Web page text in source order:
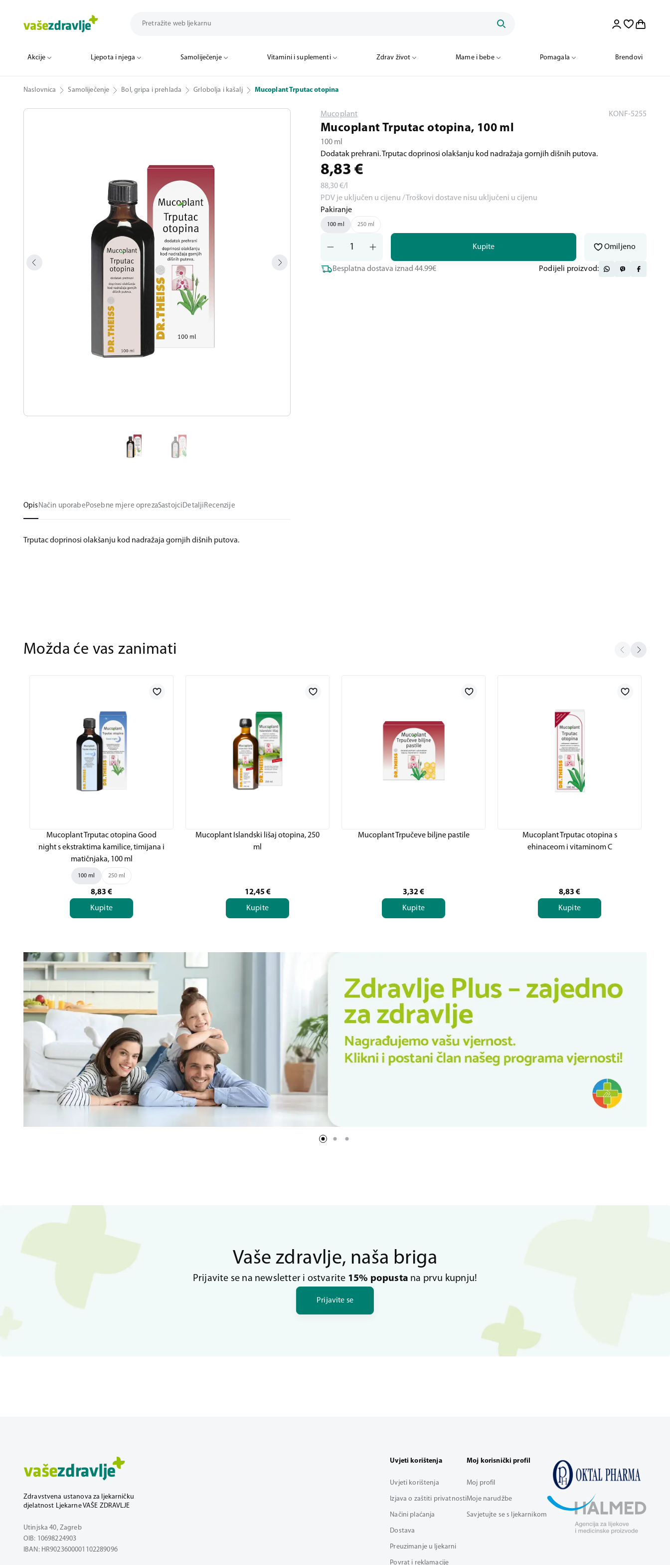
Akcije Ljepota i njega Samoliječenje Vitamini i suplementi Zdrav život Mame i bebe Pomagala Brendovi
Naslovnica Samoliječenje Bol, gripa i prehlada Grlobolja i kašalj Mucoplant Trputac otopina
OpisNačin uporabePosebne mjere oprezaSastojciDetaljiRecenzije
Trputac doprinosi olakšanju kod nadražaja gornjih dišnih putova.
Mucoplant KONF-5255
Mucoplant Trputac otopina, 100 ml
100 ml
Dodatak prehrani. Trputac doprinosi olakšanju kod nadražaja gornjih dišnih putova.
8,83 €
88,30€/l
PDV je uključen u cijenu / Troškovi dostave nisu uključeni u cijenu
Pakiranje
100 ml 250 ml
Kupite Omiljeno
Besplatna dostava iznad 44.99€ Podijeli proizvod:
Možda će vas zanimati
Mucoplant Trputac otopina Good
night s ekstraktima kamilice, timijana i
matičnjaka, 100 ml
100 ml 250 ml
8,83 €
Kupite
Mucoplant Islandski lišaj otopina, 250
ml
12,45 €
Kupite
Mucoplant Trpučeve biljne pastile
3,32 €
Kupite
Mucoplant Trputac otopina s
ehinaceom i vitaminom C
8,83 €
Kupite
Vaše zdravlje, naša briga
Prijavite se na newsletter i ostvarite 15% popusta na prvu kupnju!
Prijavite se
Zdravstvena ustanova za ljekarničku
djelatnost Ljekarne VAŠE ZDRAVLJE
Utinjska 40, Zagreb
OIB: 10698224903
IBAN: HR9023600001102289096
Uvjeti korištenja
Uvjeti korištenja
Izjava o zaštiti privatnosti
Načini plaćanja
Dostava
Preuzimanje u ljekarni
Povrat i reklamacije
Moj korisnički profil
Moj profil
Moje narudžbe
Savjetujte se s ljekarnikom